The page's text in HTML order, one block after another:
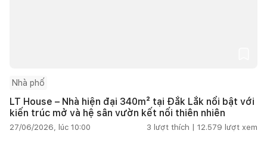
Nhà phố
LT House – Nhà hiện đại 340m² tại Đắk Lắk nổi bật với
kiến trúc mở và hệ sân vườn kết nối thiên nhiên
27/06/2026, lúc 10:00 3 lượt thích | 12.579 lượt xem